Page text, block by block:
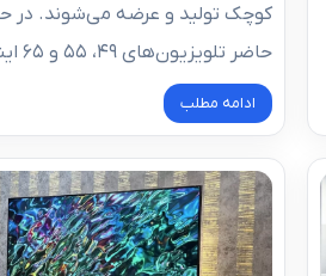
کوچک تولید و عرضه می‌شوند. در
حاضر تلویزیون‌های ۴۹، ۵۵ و ۶۵ اینچ ...
ادامه مطلب